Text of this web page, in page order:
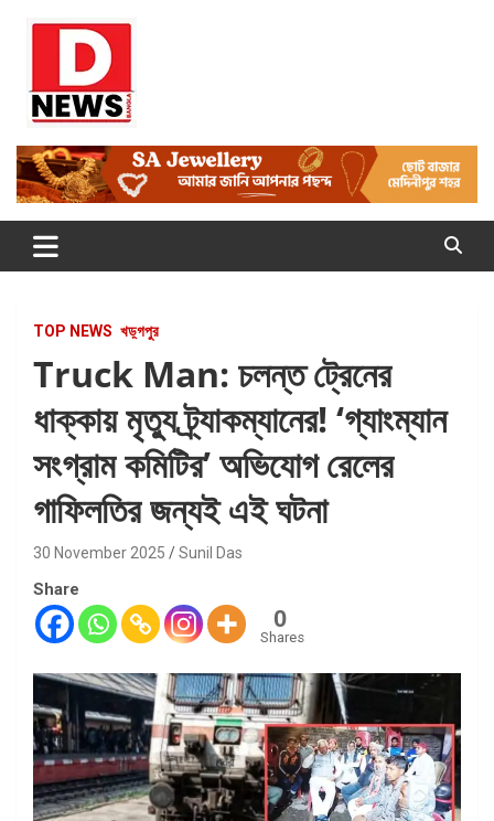
Dnews
#Medinipur24X7News
TOP NEWS খড়্গপুর
Truck Man: চলন্ত ট্রেনের
ধাক্কায় মৃত্যু ট্র্যাকম্যানের! ‘গ্যাংম্যান
সংগ্রাম কমিটির’ অভিযোগ রেলের
গাফিলতির জন্যই এই ঘটনা
30 November 2025 Sunil Das
Share
0
Shares